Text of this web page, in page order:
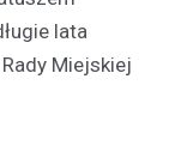
lata
Miejskiej